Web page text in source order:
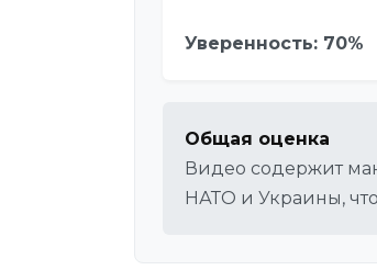
Уверенность: 70%
Общая оценка
Видео содержит
НАТО и Украины,